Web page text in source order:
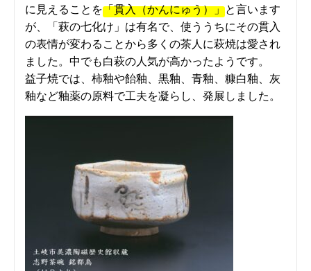
に見えることを「貫入（かんにゅう）」と言います
が、「萩の七化け」は有名で、使ううちにその貫入
の表情が変わることから多くの茶人に萩焼は愛され
ました。中でも白萩の人気が高かったようです。
益子焼では、柿釉や飴釉、黒釉、青釉、糠白釉、灰
釉など釉薬の原料で工夫を凝らし、発展しました。